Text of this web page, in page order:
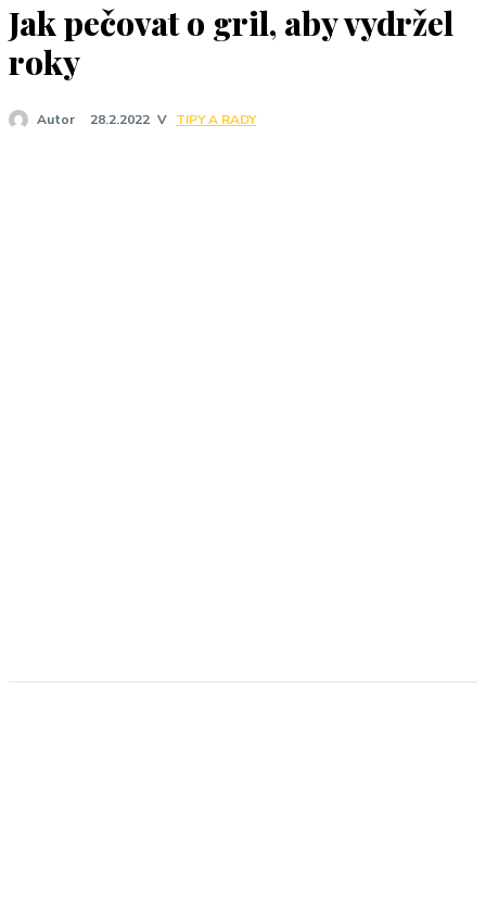
Jak pečovat o gril, aby vydržel
roky
Autor 28.2.2022 V TIPY A RADY